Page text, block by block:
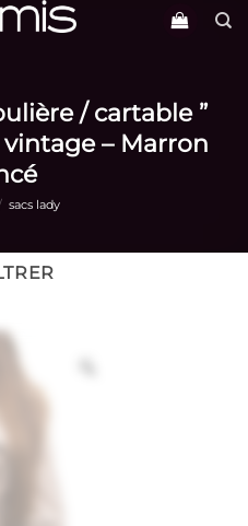
/ cartable ”
vintage – Marron
sacs lady